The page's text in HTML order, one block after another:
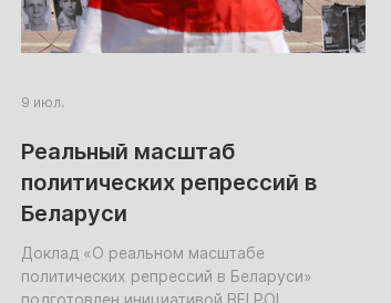
Реальный масштаб
политических репрессий в
Беларуси
Доклад «О реальном масштабе
политических репрессий в Беларуси»
подготовлен инициативой BELPOL,
9 июл.